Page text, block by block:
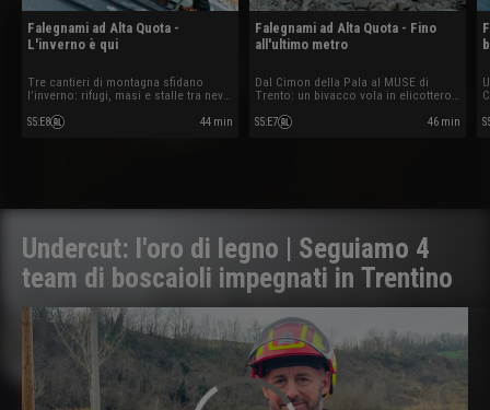
Falegnami ad Alta Quota -
L'inverno è qui
Tre cantieri di montagna sfidano
l’inverno: rifugi, masi e stalle tra neve,
S5:E8 44 min
Falegnami ad Alta Quota - Fino
all'ultimo metro
Dal Cimon della Pala al MUSE di
Trento: un bivacco vola in elicottero
surreale.
S5:E7 46 min
Undercut: l'oro di legno | Seguiamo 4
team di boscaioli impegnati in Trentino